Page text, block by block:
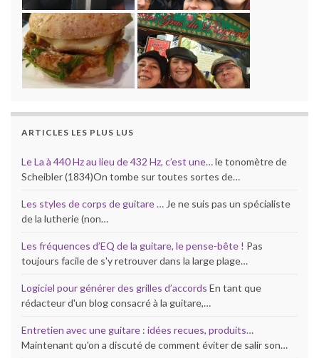
ARTICLES LES PLUS LUS
Le La à 440 Hz au lieu de 432 Hz, c’est une…le tonomètre de
Scheibler (1834)On tombe sur toutes sortes de…
Les styles de corps de guitare … Je ne suis pas un spécialiste
de la lutherie (non…
Les fréquences d’EQ de la guitare, le pense-bête ! Pas
toujours facile de s'y retrouver dans la large plage…
Logiciel pour générer des grilles d’accords En tant que
rédacteur d'un blog consacré à la guitare,…
Entretien avec une guitare : idées recues, produits…
Maintenant qu'on a discuté de comment éviter de salir son…